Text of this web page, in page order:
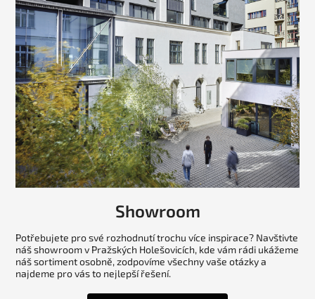
Showroom
Potřebujete pro své rozhodnutí trochu více inspirace? Navštivte
náš showroom v Pražských Holešovicích, kde vám rádi ukážeme
náš sortiment osobně, zodpovíme všechny vaše otázky a
najdeme pro vás to nejlepší řešení.